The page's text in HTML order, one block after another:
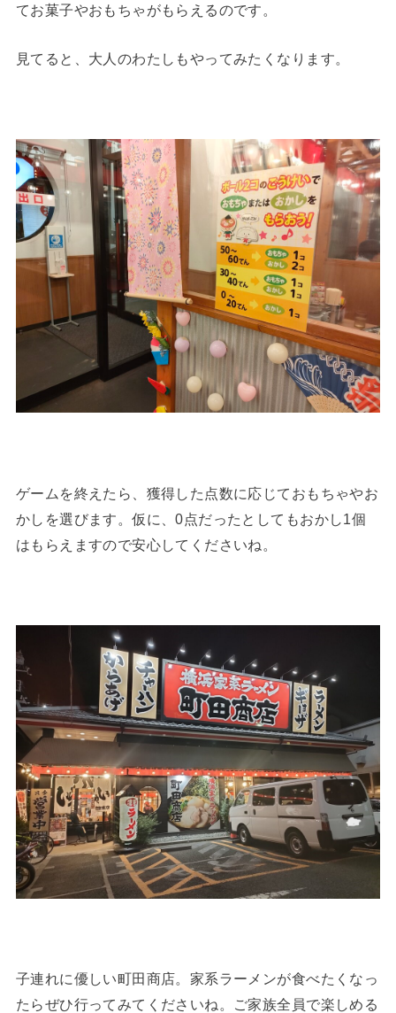
てお菓子やおもちゃがもらえるのです。
見てると、大人のわたしもやってみたくなります。
ゲームを終えたら、獲得した点数に応じておもちゃやお
かしを選びます。仮に、0点だったとしてもおかし1個
はもらえますので安心してくださいね。
子連れに優しい町田商店。家系ラーメンが食べたくなっ
たらぜひ行ってみてくださいね。ご家族全員で楽しめる